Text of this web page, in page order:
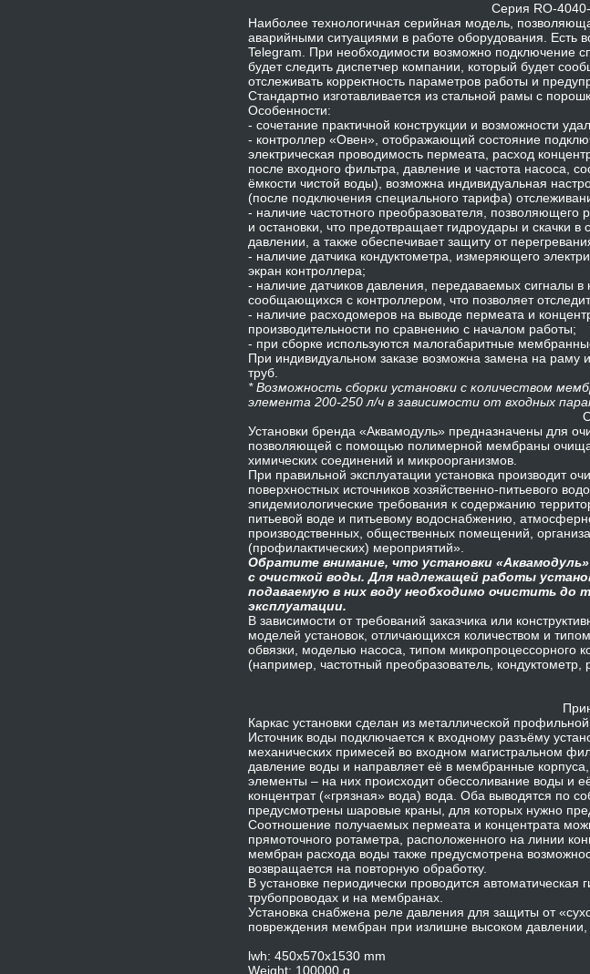
Серия RO-
Наиболее технологичная серийная модель,
аварийными ситуациями в работе оборудования. Есть
Telegram. При необходимости возможно подключение
будет следить диспетчер компании, который будет
отслеживать корректность параметров работы и
Стандартно изготавливается из стальной рамы с
Особенности:
- сочетание практичной конструкции и возможности
- контроллер «Овен», отображающий состояние
электрическая проводимость пермеата, расход
после входного фильтра, давление и частота насоса,
ёмкости чистой воды), возможна индивидуальная
(после подключения специального тарифа)
- наличие частотного преобразователя, позволяющего
и остановки, что предотвращает гидроудары и скачки
давлении, а также обеспечивает защиту от
- наличие датчика кондуктометра, измеряющего
экран контроллера;
- наличие датчиков давления, передаваемых сигналы
сообщающихся с контроллером, что позволяет
- наличие расходомеров на выводе пермеата и
производительности по сравнению с началом работы;
- при сборке используются малогабаритные
При индивидуальном заказе возможна замена на раму
труб.
* Возможность сборки установки с количеством
элемента 200-250 л/ч в зависимости от входных
Установки бренда «Аквамодуль» предназначены для
позволяющей с помощью полимерной мембраны
химических соединений и микроорганизмов.
При правильной эксплуатации установка производит
поверхностных источников хозяйственно-питьевого
эпидемиологические требования к содержанию
питьевой воде и питьевому водоснабжению,
производственных, общественных помещений,
(профилактических) мероприятий».
Обратите внимание, что установки
с очисткой воды. Для надлежащей работы
подаваемую в них воду необходимо очистить до
эксплуатации.
В зависимости от требований заказчика или
моделей установок, отличающихся количеством и
обвязки, моделью насоса, типом микропроцессорного
(например, частотный преобразователь, кондуктометр,
Каркас установки сделан из металлической
Источник воды подключается к входному разъёму
механических примесей во входном магистральном
давление воды и направляет её в мембранные
элементы – на них происходит обессоливание воды и
концентрат («грязная» вода) вода. Оба выводятся по
предусмотрены шаровые краны, для которых нужно
Соотношение получаемых пермеата и концентрата
прямоточного ротаметра, расположенного на линии
мембран расхода воды также предусмотрена
возвращается на повторную обработку.
В установке периодически проводится
трубопроводах и на мембранах.
Установка снабжена реле давления для защиты от
повреждения мембран при излишне высоком
lwh: 450x570x1530 mm
Weight: 100000 g